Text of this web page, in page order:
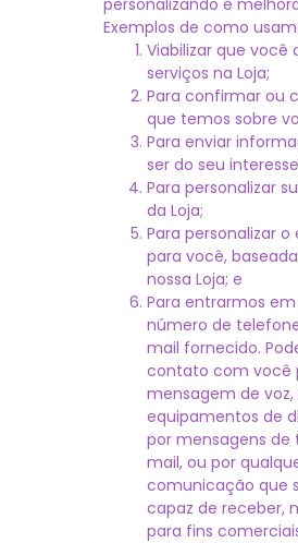
personalizando e
Exemplos de como
Viabilizar que você
serviços na Loja;
Para confirmar ou
que temos sobre
Para enviar
ser do seu
Para personalizar
da Loja;
Para personalizar
para você,
nossa Loja; e
Para entrarmos
número de
mail fornecido.
contato com você
mensagem de
equipamentos de
por mensagens de
mail, ou por
comunicação que
capaz de receber,
para fins